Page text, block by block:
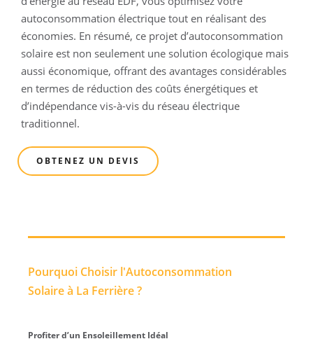
autoconsommation électrique tout en réalisant des
économies. En résumé, ce projet d’autoconsommation
solaire est non seulement une solution écologique mais
aussi économique, offrant des avantages considérables
en termes de réduction des coûts énergétiques et
d’indépendance vis-à-vis du réseau électrique
traditionnel.
OBTENEZ UN DEVIS
Pourquoi Choisir l'Autoconsommation
Solaire à La Ferrière ?
Profiter d’un Ensoleillement Idéal